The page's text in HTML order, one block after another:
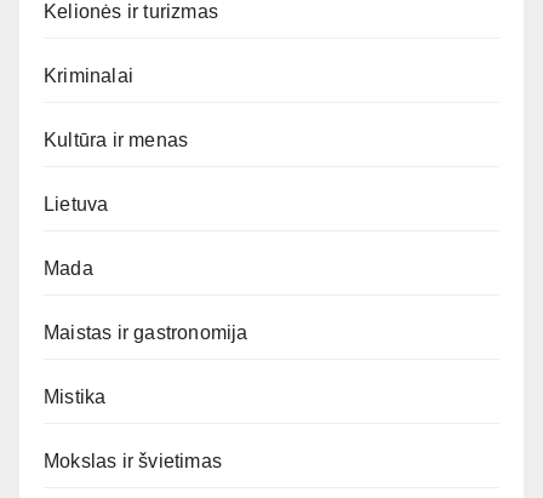
Kelionės ir turizmas
Kriminalai
Kultūra ir menas
Lietuva
Mada
Maistas ir gastronomija
Mistika
Mokslas ir švietimas